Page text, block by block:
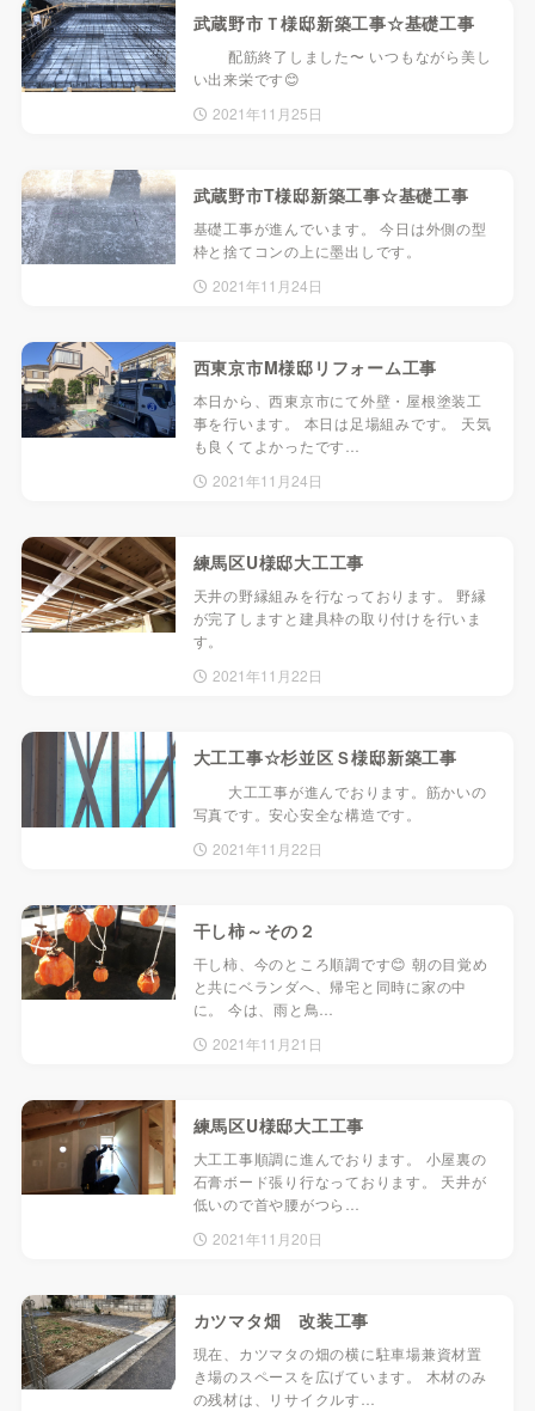
武蔵野市Ｔ様邸新築工事☆基礎工事
配筋終了しました〜 いつもながら美し
い出来栄です😊
2021年11月25日
武蔵野市T様邸新築工事☆基礎工事
基礎工事が進んでいます。 今日は外側の型
枠と捨てコンの上に墨出しです。
2021年11月24日
西東京市M様邸リフォーム工事
本日から、西東京市にて外壁・屋根塗装工
事を行います。 本日は足場組みです。 天気
も良くてよかったです…
2021年11月24日
練馬区U様邸大工工事
天井の野縁組みを行なっております。 野縁
が完了しますと建具枠の取り付けを行いま
す。
2021年11月22日
大工工事☆杉並区Ｓ様邸新築工事
大工工事が進んでおります。筋かいの
写真です。安心安全な構造です。
2021年11月22日
干し柿～その２
干し柿、今のところ順調です😊 朝の目覚め
と共にベランダへ、帰宅と同時に家の中
に。 今は、雨と鳥…
2021年11月21日
練馬区U様邸大工工事
大工工事順調に進んでおります。 小屋裏の
石膏ボード張り行なっております。 天井が
低いので首や腰がつら…
2021年11月20日
カツマタ畑 改装工事
現在、カツマタの畑の横に駐車場兼資材置
き場のスペースを広げています。 木材のみ
の残材は、リサイクルす…